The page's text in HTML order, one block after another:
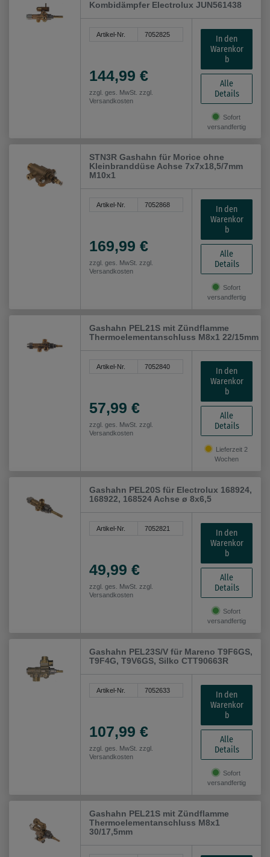
Kombidämpfer Electrolux JUN561438
Artikel-Nr. 7052825
144,99 €
zzgl. ges. MwSt. zzgl.
Versandkosten
In den
Warenkor
b
Alle
Details
Sofort
versandfertig
STN3R Gashahn für Morice ohne
Kleinbranddüse Achse 7x7x18,5/7mm
M10x1
Artikel-Nr. 7052868
169,99 €
zzgl. ges. MwSt. zzgl.
Versandkosten
In den
Warenkor
b
Alle
Details
Sofort
versandfertig
Gashahn PEL21S mit Zündflamme
Thermoelementanschluss M8x1 22/15mm
Artikel-Nr. 7052840
57,99 €
zzgl. ges. MwSt. zzgl.
Versandkosten
In den
Warenkor
b
Alle
Details
Lieferzeit 2
Wochen
Gashahn PEL20S für Electrolux 168924,
168922, 168524 Achse ø 8x6,5
Artikel-Nr. 7052821
49,99 €
zzgl. ges. MwSt. zzgl.
Versandkosten
In den
Warenkor
b
Alle
Details
Sofort
versandfertig
Gashahn PEL23S/V für Mareno T9F6GS,
T9F4G, T9V6GS, Silko CTT90663R
Artikel-Nr. 7052633
107,99 €
zzgl. ges. MwSt. zzgl.
Versandkosten
In den
Warenkor
b
Alle
Details
Sofort
versandfertig
Gashahn PEL21S mit Zündflamme
Thermoelementanschluss M8x1
30/17,5mm